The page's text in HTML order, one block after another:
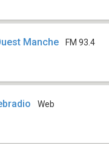
Manche FM 93.4
Web